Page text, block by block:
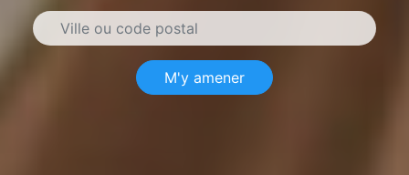
M'y amener